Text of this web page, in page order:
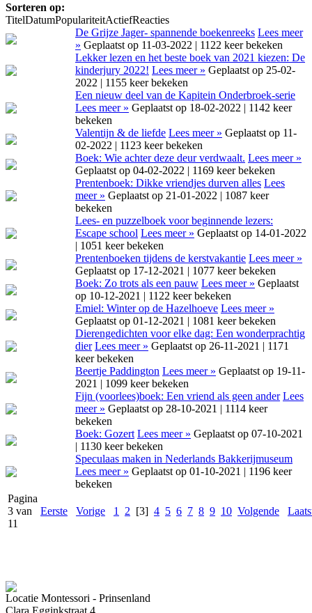
Sorteren op:
TitelDatumPopulariteitActiefReacties
De Grijze Jager- spannende boekenreeks Lees meer
» Geplaatst op 11-03-2022 | 1122 keer bekeken
Lekker lezen en het beste boek van 2021 kiezen: De
kinderjury 2022! Lees meer » Geplaatst op 25-02-
2022 | 1155 keer bekeken
Een nieuw deel van de Kapitein Onderbroek-serie
Lees meer » Geplaatst op 18-02-2022 | 1142 keer
bekeken
Valentijn & de liefde Lees meer » Geplaatst op 11-
02-2022 | 1123 keer bekeken
Boek: Wie achter deze deur verdwaalt. Lees meer »
Geplaatst op 04-02-2022 | 1169 keer bekeken
Prentenboek: Dikke vriendjes durven alles Lees
meer » Geplaatst op 21-01-2022 | 1087 keer
bekeken
Lees- en puzzelboek voor beginnende lezers:
Escape school Lees meer » Geplaatst op 14-01-2022
| 1051 keer bekeken
Prentenboeken tijdens de kerstvakantie Lees meer »
Geplaatst op 17-12-2021 | 1077 keer bekeken
Boek: Zo trots als een pauw Lees meer » Geplaatst
op 10-12-2021 | 1122 keer bekeken
Emiel: Winter op de Hazelhoeve Lees meer »
Geplaatst op 01-12-2021 | 1081 keer bekeken
Dierengedichten voor elke dag: Een wonderprachtig
dier Lees meer » Geplaatst op 26-11-2021 | 1171
keer bekeken
Beertje Paddington Lees meer » Geplaatst op 19-11-
2021 | 1099 keer bekeken
Fijn (voorlees)boek: Een vriend als geen ander Lees
meer » Geplaatst op 28-10-2021 | 1114 keer
bekeken
Boek: Gozert Lees meer » Geplaatst op 07-10-2021
| 1130 keer bekeken
Speculaas maken in Nederlands Bakkerijmuseum
Lees meer » Geplaatst op 01-10-2021 | 1196 keer
bekeken
Pagina
3 van
11
Eerste Vorige 1 2 [3] 4 5 6 7 8 9 10 Volgende
Locatie Montessori - Prinsenland
Clara Egginkstraat 4